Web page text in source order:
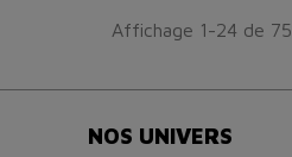
Affichage 1-24 de
NOS UNIVERS